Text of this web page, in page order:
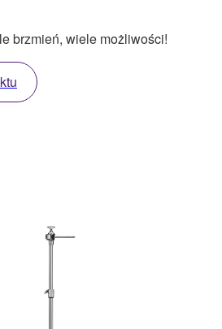
brzmień, wiele możliwości!